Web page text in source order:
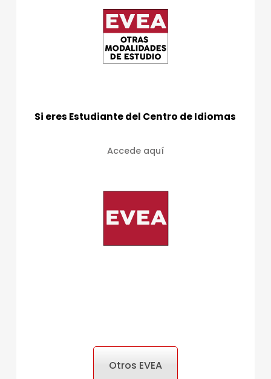
Si eres Estudiante del Centro de Idiomas
Accede aquí
Otros EVEA